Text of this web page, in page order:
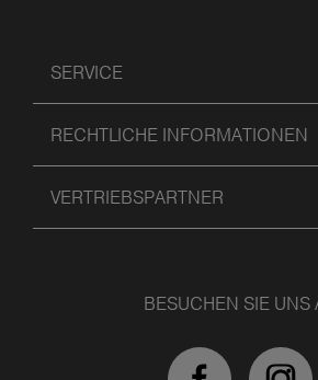
SERVICE
RECHTLICHE INFORMATIONEN
VERTRIEBSPARTNER
BESUCHEN SIE UNS